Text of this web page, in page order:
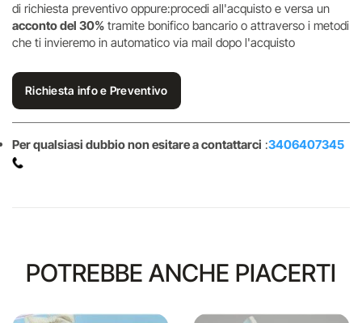
di richiesta preventivo oppure:procedi all'acquisto e versa un
acconto del 30% tramite bonifico bancario o attraverso i metodi
che ti invieremo in automatico via mail dopo l'acquisto
Richiesta info e Preventivo
Per qualsiasi dubbio non esitare a contattarci :3406407345
POTREBBE ANCHE PIACERTI